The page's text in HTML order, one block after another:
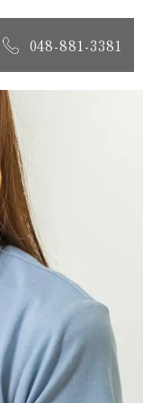
048-881-3381